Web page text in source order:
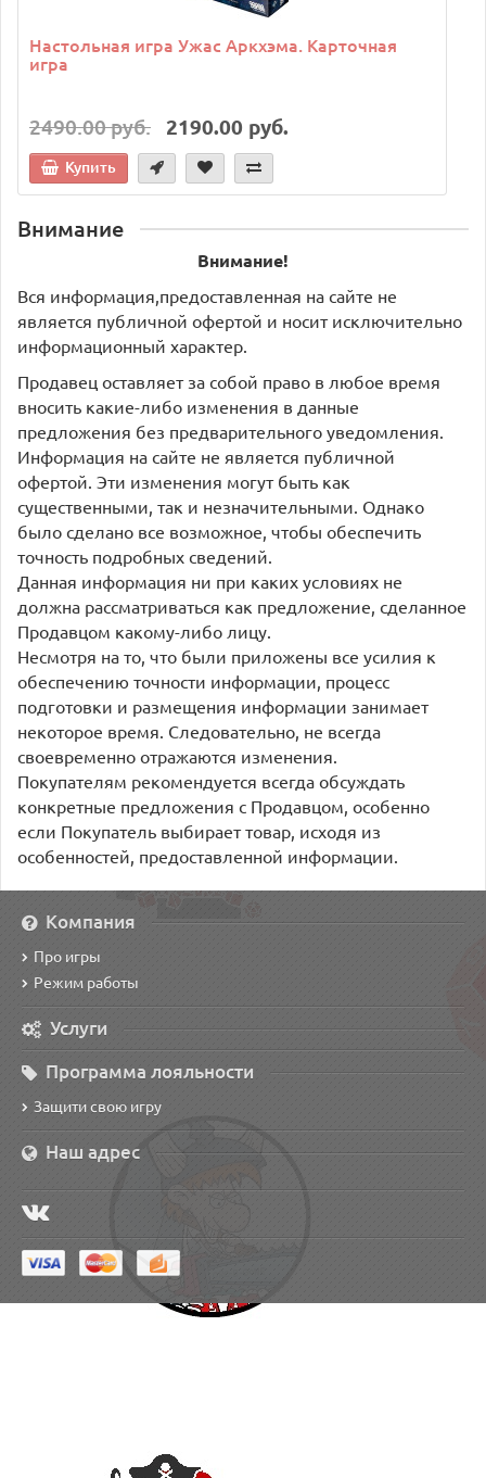
Настольная игра Ужас Аркхэма. Карточная
игра
2490.00 руб. 2190.00 руб.
Купить
Внимание
Внимание!
Вся информация,предоставленная на сайте не
является публичной офертой и носит исключительно
информационный характер.
Продавец оставляет за собой право в любое время
вносить какие-либо изменения в данные
предложения без предварительного уведомления.
Информация на сайте не является публичной
офертой. Эти изменения могут быть как
существенными, так и незначительными. Однако
было сделано все возможное, чтобы обеспечить
точность подробных сведений.
Данная информация ни при каких условиях не
должна рассматриваться как предложение, сделанное
Продавцом какому-либо лицу.
Несмотря на то, что были приложены все усилия к
обеспечению точности информации, процесс
подготовки и размещения информации занимает
некоторое время. Следовательно, не всегда
своевременно отражаются изменения.
Покупателям рекомендуется всегда обсуждать
конкретные предложения с Продавцом, особенно
если Покупатель выбирает товар, исходя из
особенностей, предоставленной информации.
Компания
Про игры
Режим работы
Услуги
Программа лояльности
Защити свою игру
Наш адрес